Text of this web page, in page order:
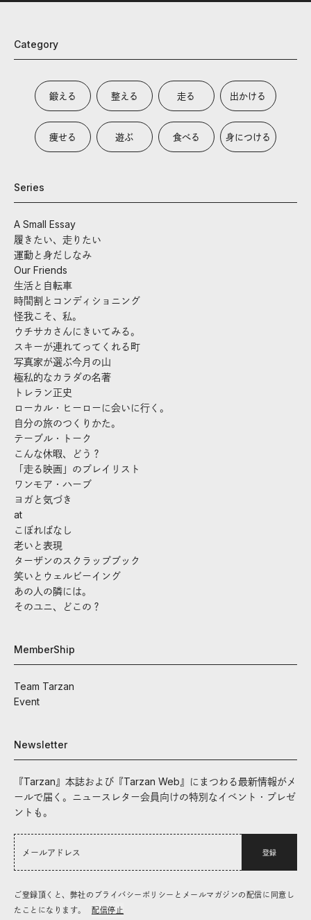
Category
鍛える 整える 走る 出かける
痩せる 遊ぶ 食べる 身につける
Series
A Small Essay
履きたい、走りたい
運動と身だしなみ
Our Friends
生活と自転車
時間割とコンディショニング
怪我こそ、私。
ウチサカさんにきいてみる。
スキーが連れてってくれる町
写真家が選ぶ今月の山
極私的なカラダの名著
トレラン正史
ローカル・ヒーローに会いに行く。
自分の旅のつくりかた。
テーブル・トーク
こんな休暇、どう？
「走る映画」のプレイリスト
ワンモア・ハーブ
ヨガと気づき
at
こぼればなし
老いと表現
ターザンのスクラップブック
笑いとウェルビーイング
あの人の隣には。
そのユニ、どこの？
MemberShip
Team Tarzan
Event
Newsletter
『Tarzan』本誌および『Tarzan Web』にまつわる最新情報がメ
ールで届く。ニュースレター会員向けの特別なイベント・プレゼ
ントも。
登録
ご登録頂くと、弊社のプライバシーポリシーとメールマガジンの配信に同意し
たことになります。
配信停止